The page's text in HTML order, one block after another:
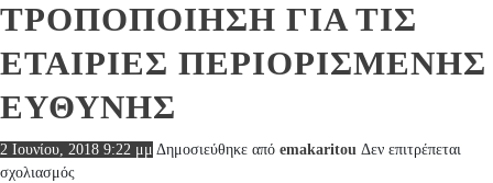
ΤΡΟΠΟΠΟΙΗΣΗ ΓΙΑ ΤΙΣ
ΕΤΑΙΡΙΕΣ ΠΕΡΙΟΡΙΣΜΕΝΗΣ
ΕΥΘΥΝΗΣ
2 Ιουνίου, 2018 9:22 μμ Δημοσιεύθηκε από emakaritou Δεν επιτρέπεται
σχολιασμός